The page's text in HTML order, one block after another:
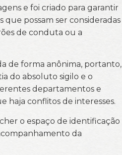
e foi criado para garantir
possam ser consideradas
de conduta ou a
de forma anônima, portanto,
do absoluto sigilo e o
departamentos e
haja conflitos de interesses.
o espaço de identificação
da